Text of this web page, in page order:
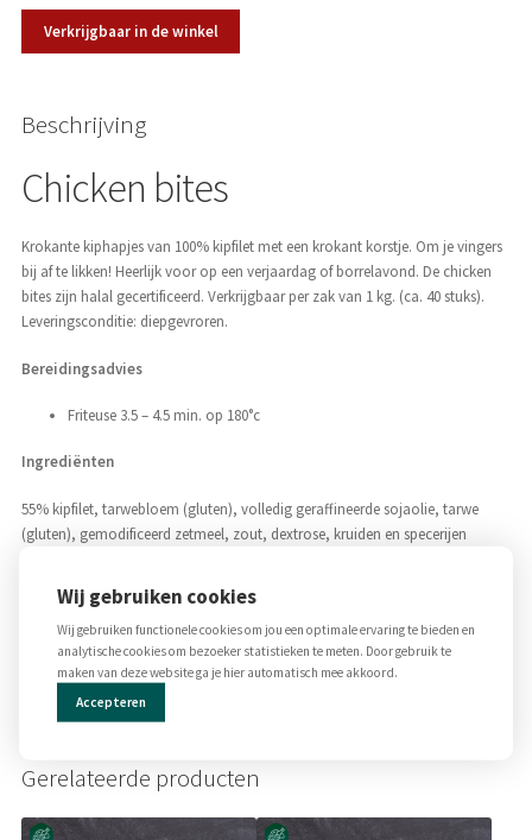
Verkrijgbaar in de winkel
Beschrijving
Chicken bites
Krokante kiphapjes van 100% kipfilet met een krokant korstje. Om je vingers
bij af te likken! Heerlijk voor op een verjaardag of borrelavond. De chicken
bites zijn halal gecertificeerd. Verkrijgbaar per zak van 1 kg. (ca. 40 stuks).
Leveringsconditie: diepgevroren.
Bereidingsadvies
Friteuse 3.5 – 4.5 min. op 180°c
Ingrediënten
55% kipfilet, tarwebloem (gluten), volledig geraffineerde sojaolie, tarwe
(gluten), gemodificeerd zetmeel, zout, dextrose, kruiden en specerijen
E331), gistextract, zwarte peper extract
Allergenen
Glutenbevattende granen, tarwe en soja.
Gerelateerde producten
Dit
Wij gebruiken cookies
Wij gebruiken functionele cookies om jou een optimale ervaring te bieden en
analytische cookies om bezoeker statistieken te meten. Door gebruik te
maken van deze website ga je hier automatisch mee akkoord.
Accepteren